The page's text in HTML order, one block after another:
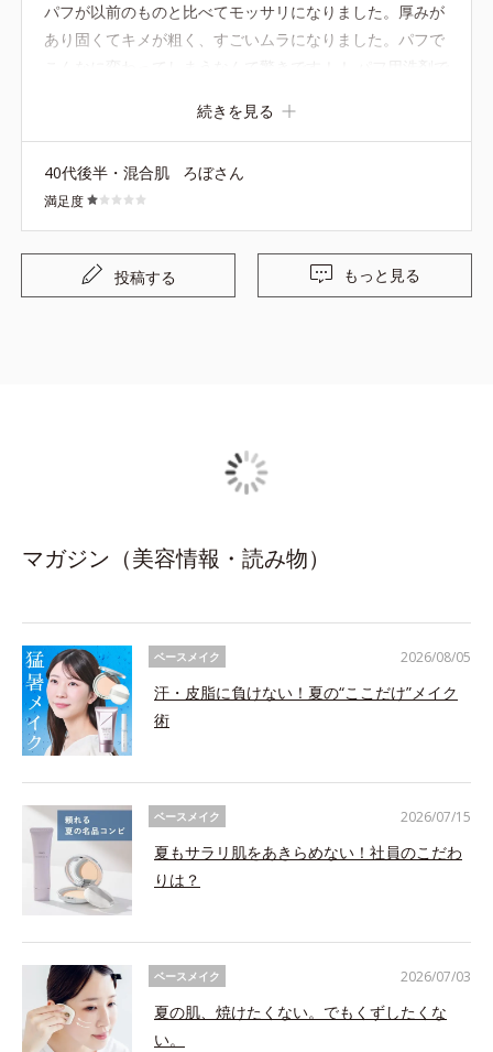
パフが以前のものと比べてモッサリになりました。厚みが
あり固くてキメが粗く、すごいムラになりました。パフで
こんなに変わってしまうなんて驚きです！！ パフ用洗剤で
ましたので、若い人の化粧ノリが良い肌なら問題ないのか
もしれません。 しかし私はダメでした。色々事情があると
は思いますが、もう少し以前の素敵なパフに近づけてほし
いです。
続きを見る
40代後半・混合肌 ろぼさん
満足度
投稿する もっと見る
マガジン（美容情報・読み物）
ベースメイク
汗・皮脂に負けない！夏の“ここだけ”メイク
術
2026/08/05
ベースメイク
夏もサラリ肌をあきらめない！社員のこだわ
りは？
2026/07/15
ベースメイク
夏の肌、焼けたくない。でもくずしたくな
い。
2026/07/03